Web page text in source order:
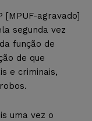
[MPUF-agravado]
segunda vez
função de
de que
e criminais,
uma vez o